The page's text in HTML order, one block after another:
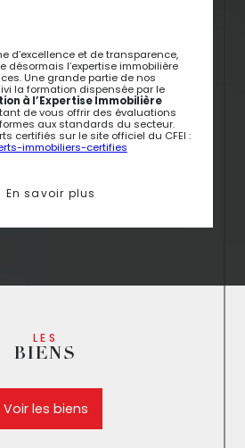
d’excellence et de transparence,
désormais l’expertise immobilière
Une grande partie de nos
la formation dispensée par le
à l’Expertise Immobilière
de vous offrir des évaluations
aux standards du secteur.
certifiés sur le site officiel du CFEI :
immobiliers-certifies
En savoir plus
LES
BIENS
Voir les biens